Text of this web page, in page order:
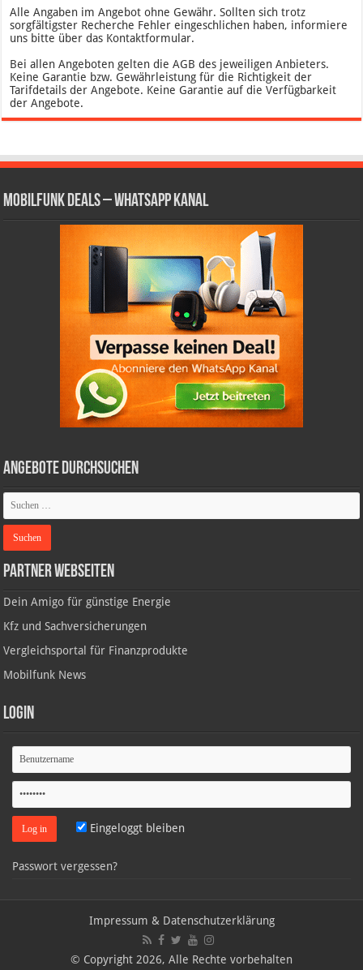
Alle Angaben im Angebot ohne Gewähr. Sollten sich trotz
sorgfältigster Recherche Fehler eingeschlichen haben, informiere
uns bitte über das Kontaktformular.
Bei allen Angeboten gelten die AGB des jeweiligen Anbieters.
Keine Garantie bzw. Gewährleistung für die Richtigkeit der
Tarifdetails der Angebote. Keine Garantie auf die Verfügbarkeit
der Angebote.
Mobilfunk Deals – WhatsApp Kanal
Angebote durchsuchen
Partner Webseiten
Dein Amigo für günstige Energie
Kfz und Sachversicherungen
Vergleichsportal für Finanzprodukte
Mobilfunk News
Login
Eingeloggt bleiben
Passwort vergessen?
Impressum & Datenschutzerklärung
© Copyright 2026, Alle Rechte vorbehalten